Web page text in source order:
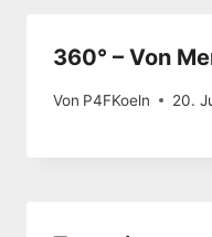
360° – Von
Von P4FKoeln 20.